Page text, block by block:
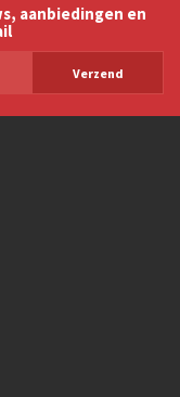
aanbiedingen en
Verzend